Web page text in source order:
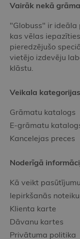
Vairāk nekā
"Globuss" ir
kas vēlas
pieredzējušo
vietējo izdevēju
klāstu.
Veikala kategorijas
Grāmatu katalogs
E-grāmatu
Kancelejas preces
Noderīgā
Kā veikt pasūtījumu
Iepirkšanās
Klienta karte
Dāvanu kartes
Privātuma politika